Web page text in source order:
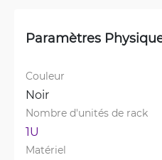
Paramètres
Couleur
Noir
Nombre d'unités de rack
1U
Matériel